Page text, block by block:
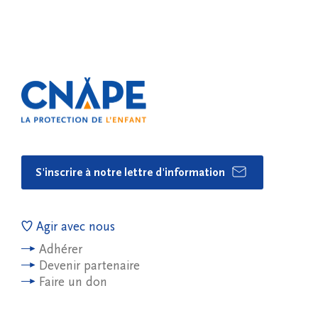
S'inscrire à notre lettre d'information
Agir avec nous
Adhérer
Devenir partenaire
Faire un don